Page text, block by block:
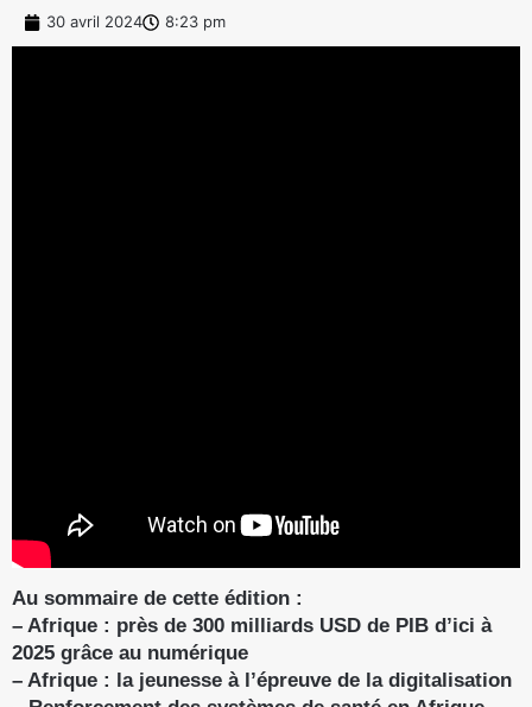
30 avril 2024 8:23 pm
Au sommaire de cette édition :
– Afrique : près de 300 milliards USD de PIB d’ici à
2025 grâce au numérique
– Afrique : la jeunesse à l’épreuve de la digitalisation